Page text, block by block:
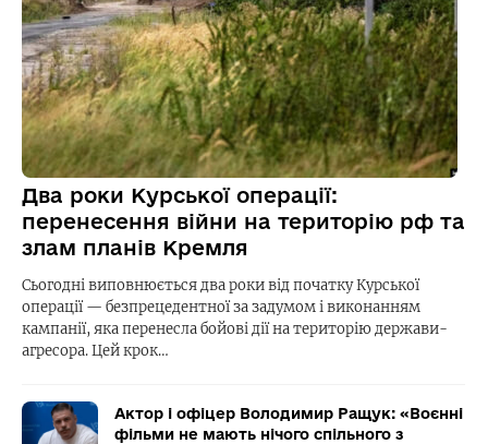
Два роки Курської операції:
перенесення війни на територію рф та
злам планів Кремля
Сьогодні виповнюється два роки від початку Курської
операції — безпрецедентної за задумом і виконанням
кампанії, яка перенесла бойові дії на територію держави-
агресора. Цей крок…
Актор і офіцер Володимир Ращук: «Воєнні
фільми не мають нічого спільного з